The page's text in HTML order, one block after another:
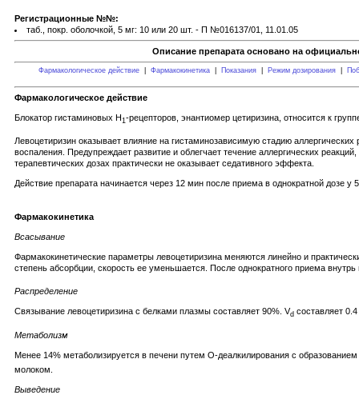
Регистрационные №№:
таб., покр. оболочкой, 5 мг: 10 или 20 шт. - П №016137/01, 11.01.05
Описание препарата основано на
Фармакологическое действие Фармакокинетика Показания Режим дозирования
Фармакологическое действие
Блокатор гистаминовых H1-рецепторов, энантиомер цетиризина, относится к
Левоцетиризин оказывает влияние на гистаминозависимую стадию
воспаления. Предупреждает развитие и облегчает течение аллергических
терапевтических дозах практически не оказывает седативного эффекта.
Действие препарата начинается через 12 мин после приема в однократной дозе
Фармакокинетика
Всасывание
Фармакокинетические параметры левоцетиризина меняются линейно и
степень абсорбции, скорость ее уменьшается. После однократного приема внутрь
Распределение
Связывание левоцетиризина с белками плазмы составляет 90%. Vd составляет 0.4
Метаболизм
Менее 14% метаболизируется в печени путем O-деалкилирования с
молоком.
Выведение